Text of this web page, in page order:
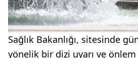
Sağlık Bakanlığı, sitesinde
yönelik bir dizi uyarı ve